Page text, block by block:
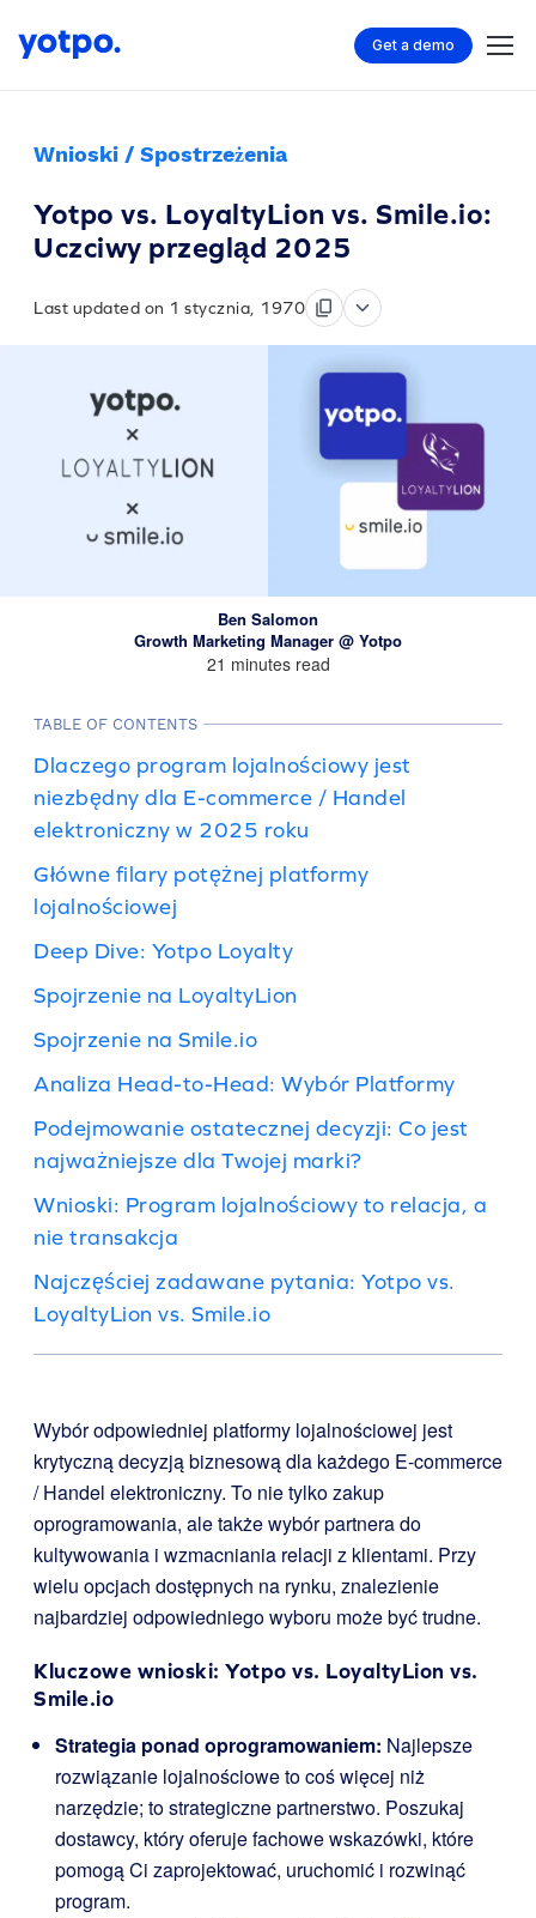
Get a demo
Wnioski / Spostrzeżenia
Yotpo vs. LoyaltyLion vs. Smile.io:
Uczciwy przegląd 2025
Last updated on 1 stycznia, 1970
Ben Salomon
Growth Marketing Manager @ Yotpo
21 minutes read
TABLE OF CONTENTS
Dlaczego program lojalnościowy jest
niezbędny dla E-commerce / Handel
elektroniczny w 2025 roku
Główne filary potężnej platformy
lojalnościowej
Deep Dive: Yotpo Loyalty
Spojrzenie na LoyaltyLion
Spojrzenie na Smile.io
Analiza Head-to-Head: Wybór Platformy
Podejmowanie ostatecznej decyzji: Co jest
najważniejsze dla Twojej marki?
Wnioski: Program lojalnościowy to relacja, a
nie transakcja
Najczęściej zadawane pytania: Yotpo vs.
LoyaltyLion vs. Smile.io
Wybór odpowiedniej platformy lojalnościowej jest
krytyczną decyzją biznesową dla każdego E-commerce
/ Handel elektroniczny. To nie tylko zakup
oprogramowania, ale także wybór partnera do
kultywowania i wzmacniania relacji z klientami. Przy
wielu opcjach dostępnych na rynku, znalezienie
najbardziej odpowiedniego wyboru może być trudne.
Kluczowe wnioski: Yotpo vs. LoyaltyLion vs.
Smile.io
Strategia ponad oprogramowaniem: Najlepsze
rozwiązanie lojalnościowe to coś więcej niż
narzędzie; to strategiczne partnerstwo. Poszukaj
dostawcy, który oferuje fachowe wskazówki, które
pomogą Ci zaprojektować, uruchomić i rozwinąć
program.